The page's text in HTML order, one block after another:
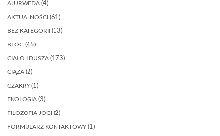
AJURWEDA (4)
AKTUALNOŚCI (61)
BEZ KATEGORII (13)
BLOG (45)
CIAŁO I DUSZA (173)
CIĄŻA (2)
CZAKRY(1)
EKOLOGIA (3)
FILOZOFIA JOGI (2)
FORMULARZ KONTAKTOWY(1)